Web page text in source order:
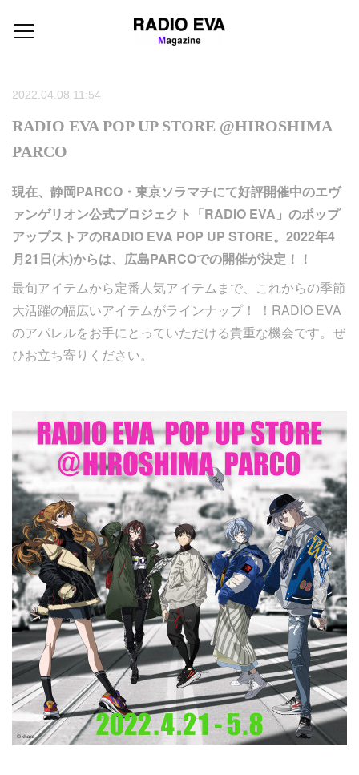
2022.04.08 11:54
RADIO EVA POP UP STORE @HIROSHIMA
PARCO
現在、静岡PARCO・東京ソラマチにて好評開催中のエヴ
ァンゲリオン公式プロジェクト「RADIO EVA」のポップ
アップストアのRADIO EVA POP UP STORE。2022年4
月21日(木)からは、広島PARCOでの開催が決定！！
最旬アイテムから定番人気アイテムまで、これからの季節
大活躍の幅広いアイテムがラインナップ！ ！RADIO EVA
のアパレルをお手にとっていただける貴重な機会です。ぜ
ひお立ち寄りください。